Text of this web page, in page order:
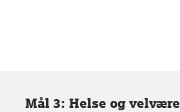
Mål 3: Helse og velvære